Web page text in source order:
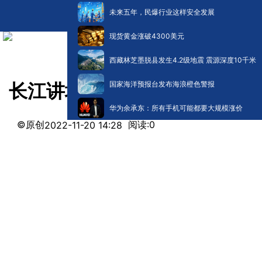
未来五年，民爆行业这样安全发展
现货黄金涨破4300美元
西藏林芝墨脱县发生4.2级地震 震源深度10千米
国家海洋预报台发布海浪橙色警报
华为余承东：所有手机可能都要大规模涨价
长江讲坛丨我为什么喜欢看别
©原创2022-11-20 14:28 阅读:0